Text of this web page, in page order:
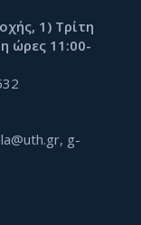
1) Τρίτη
ώρες 11:00-
g-